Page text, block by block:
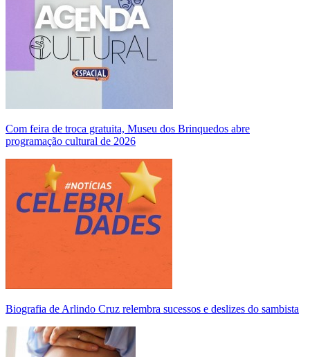
Com feira de troca gratuita, Museu dos Brinquedos abre
programação cultural de 2026
Biografia de Arlindo Cruz relembra sucessos e deslizes do sambista